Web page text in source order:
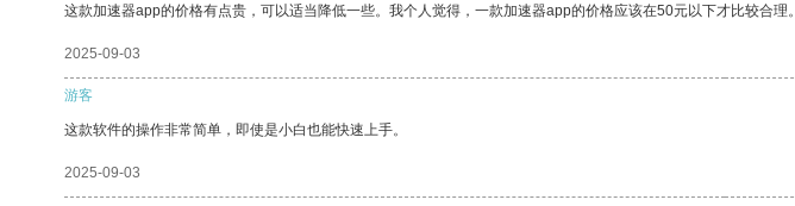
这款加速器app的价格有点贵，可以适当降低一些。我个人觉得，一款加速器app的价格应该在50元以下才比较合理。
2025-09-03
游客
这款软件的操作非常简单，即使是小白也能快速上手。
2025-09-03